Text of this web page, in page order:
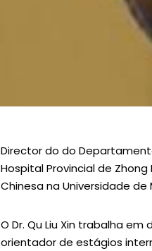
Director do do
Hospital Provincial de
Chinesa na Universidade de
O Dr. Qu Liu Xin trabalha
orientador de estágios